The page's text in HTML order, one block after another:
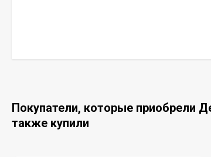
Покупатели, которые приобрели
также купили